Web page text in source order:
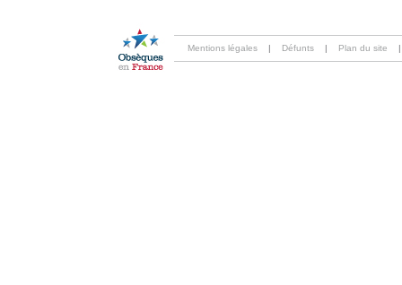
Mentions légales | Défunts | Plan du site |